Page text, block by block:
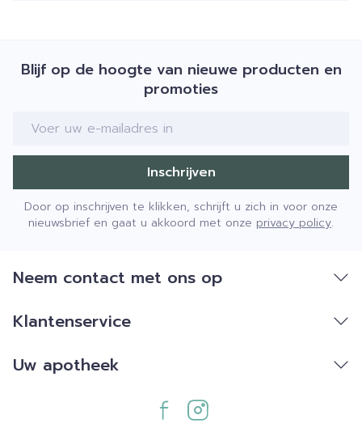
Blijf op de hoogte van nieuwe producten en
promoties
E-mail adres
Inschrijven
Door op inschrijven te klikken, schrijft u zich in voor onze
nieuwsbrief en gaat u akkoord met onze privacy policy.
Neem contact met ons op
Klantenservice
Uw apotheek